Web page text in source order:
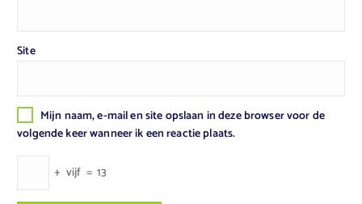
Site
Mijn naam, e-mail en site opslaan in deze browser voor de
volgende keer wanneer ik een reactie plaats.
+ vijf = 13